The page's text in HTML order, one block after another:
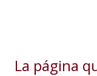
La página